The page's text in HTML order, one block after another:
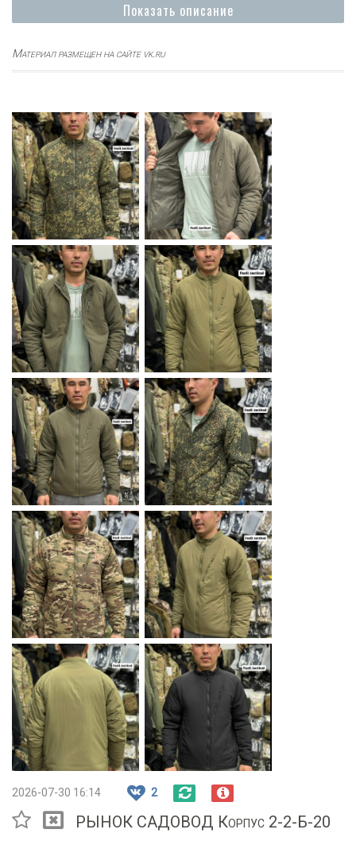
Показать описание
Материал размещен на сайте vk.ru
2026-07-30 16:14 2
РЫНОК САДОВОД Корпус 2-2-Б-20